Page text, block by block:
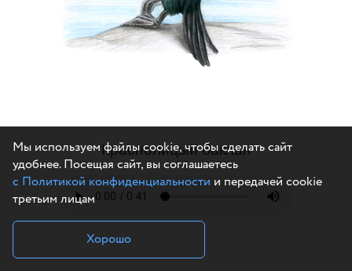
Краснолицый баклан
Мы используем файлы cookie, чтобы сделать сайт
удобнее. Посещая сайт, вы соглашаетесь
с Политикой конфиденциальности и передачей cookie
третьим лицам
Хорошо